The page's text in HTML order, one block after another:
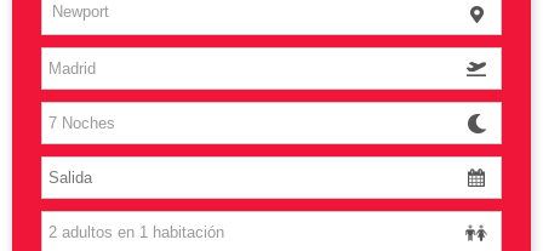
Vuelos
Islas
Caribe
Grandes Viajes
Newport